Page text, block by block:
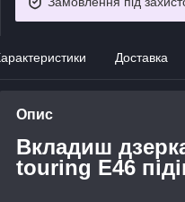
Доставка
Опис
Вкладиш
touring E46